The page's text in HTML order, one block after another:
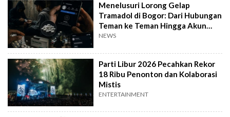
Menelusuri Lorong Gelap
Tramadol di Bogor: Dari Hubungan
Teman ke Teman Hingga Akun
Medsos Private
NEWS
Parti Libur 2026 Pecahkan Rekor
18 Ribu Penonton dan Kolaborasi
Mistis
ENTERTAINMENT